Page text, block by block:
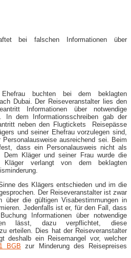
bei falschen Informationen über
buchten bei dem beklagten
Dubai. Der Reiseveranstalter lies den
Informationen über notwendige
In dem Informationsschreiben gab der
neben den Flugtickets Reisepässe
und seiner Ehefrau vorzulegen sind,
ausreichend sei. Beim
dass ein Personalausweis nicht als
Dem Kläger und seiner Frau wurde die
Kläger verlangt von dem beklagten
des Klägers entschieden und im die
Der Reiseveranstalter ist zwar
über die gültigen Visabestimmungen in
Jedenfalls ist er, für den Fall, dass
Informationen über notwendige
lässt, dazu verpflichtet, diese
erteilen. Dies hat der Reiseveranstalter
deshalb ein Reisemangel vor, welcher
BGB zur Minderung des Reisepreises